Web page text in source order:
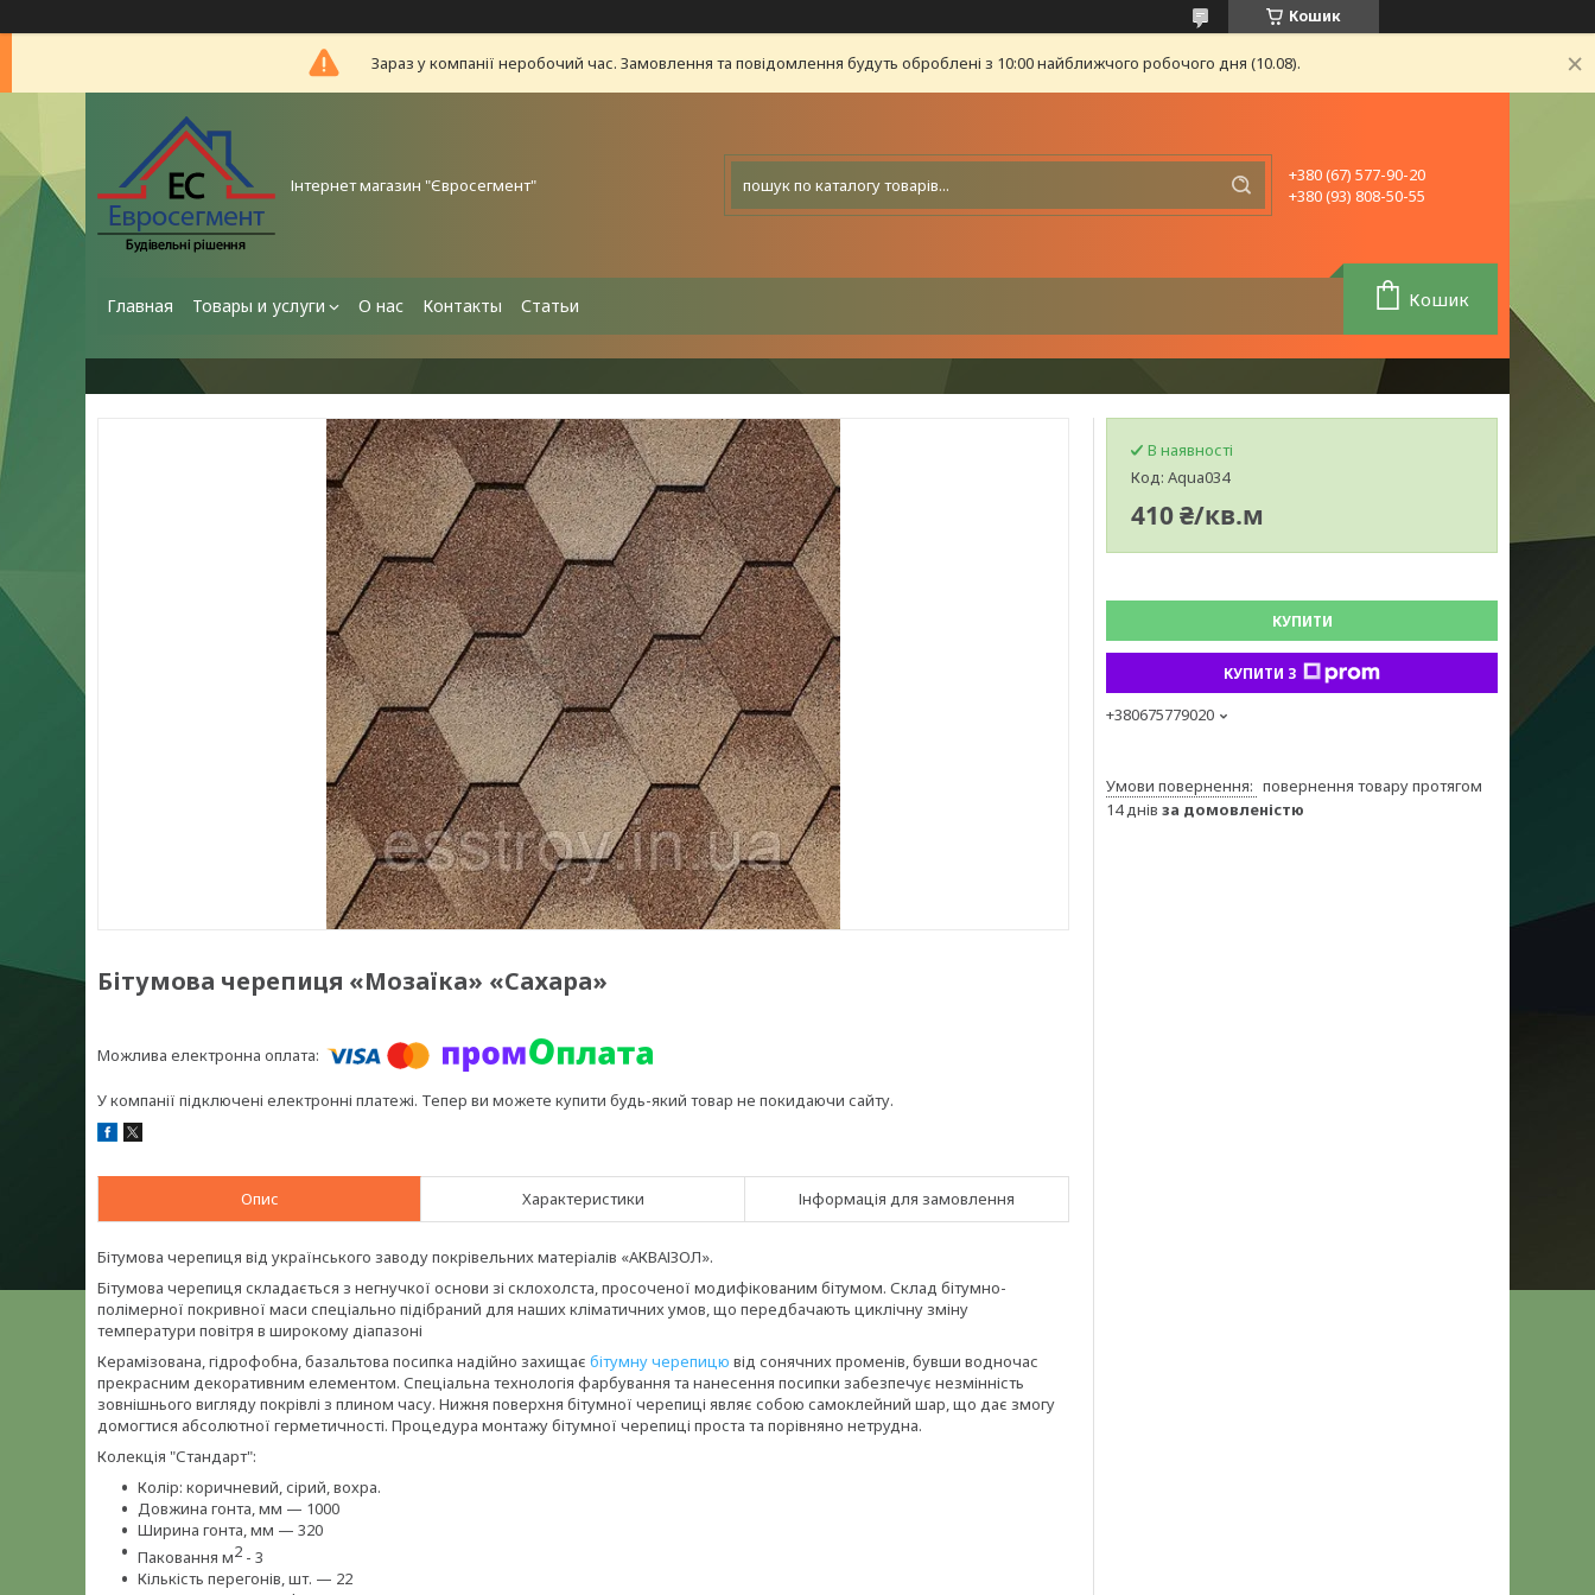
Кошик
Зараз у компанії неробочий час. Замовлення та повідомлення будуть оброблені з 10:00 найближчого робочого дня (10.08).
Інтернет магазин "Євросегмент"
+380 (67) 577-90-20
+380 (93) 808-50-55
Главная Товары и услуги О нас Контакты Статьи Кошик
Бітумова черепиця «Мозаїка» «Сахара»
У компанії підключені електронні платежі. Тепер ви можете купити будь-який товар не покидаючи сайту.
Опис Характеристики Інформація для замовлення
Бітумова черепиця від українського заводу покрівельних матеріалів «АКВАІЗОЛ».
Бітумова черепиця складається з негнучкої основи зі склохолста, просоченої модифікованим бітумом. Склад бітумно-
полімерної покривної маси спеціально підібраний для наших кліматичних умов, що передбачають циклічну зміну
температури повітря в широкому діапазоні
Керамізована, гідрофобна, базальтова посипка надійно захищає бітумну черепицю від сонячних променів, бувши водночас
прекрасним декоративним елементом. Спеціальна технологія фарбування та нанесення посипки забезпечує незмінність
зовнішнього вигляду покрівлі з плином часу. Нижня поверхня бітумної черепиці являє собою самоклейний шар, що дає змогу
домогтися абсолютної герметичності. Процедура монтажу бітумної черепиці проста та порівняно нетрудна.
Колекція "Стандарт":
Колір: коричневий, сірий, вохра.
Довжина гонта, мм — 1000
Ширина гонта, мм — 320
Паковання м2 - 3
Кількість перегонів, шт. — 22
В наявності
Код: Aqua034
410 ₴/кв.м
КУПИТИ
КУПИТИ З
+380675779020
повернення товару протягом
14 днів за домовленістю